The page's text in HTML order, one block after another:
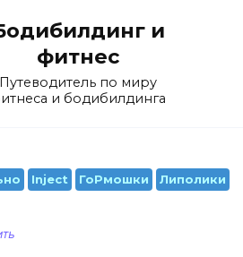
и
фитнес
Путеводитель по миру
и бодибилдинга
Inject ГоРмошки Липолики